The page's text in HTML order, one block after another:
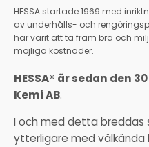
HESSA startade 1969 med
av underhålls- och
har varit att ta fram bra och
möjliga kostnader.
HESSA® är sedan den
Kemi AB.
I och med detta breddas
ytterligare med